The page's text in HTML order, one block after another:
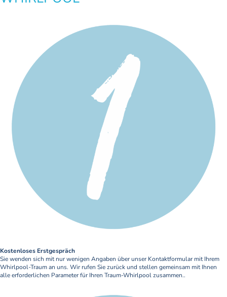
Kostenloses Erstgespräch
Sie wenden sich mit nur wenigen Angaben über unser Kontaktformular mit Ihrem
Whirlpool-Traum an uns. Wir rufen Sie zurück und stellen gemeinsam mit Ihnen
alle erforderlichen Parameter für Ihren Traum-Whirlpool zusammen..